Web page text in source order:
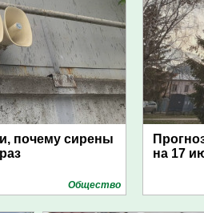
почему сирены
Общество
на 17